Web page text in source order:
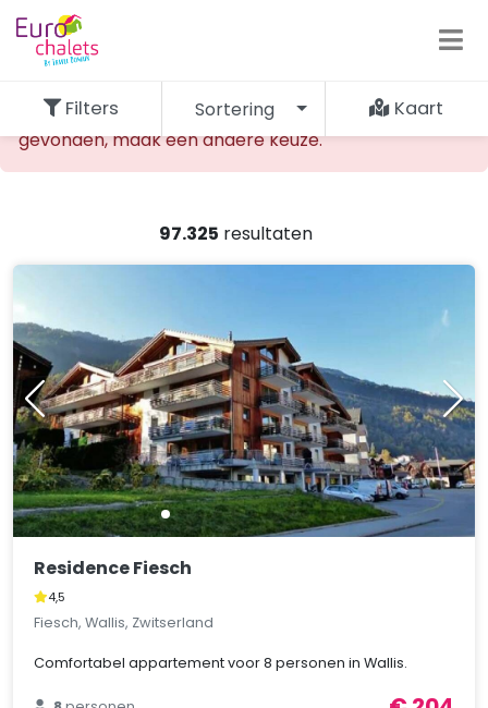
De opgevraagde accommodatie kan niet worden
gevonden, maak een andere keuze.
97.325 resultaten
Filters Sortering Kaart
Residence Fiesch
4,5
Fiesch, Wallis, Zwitserland
Comfortabel appartement voor 8 personen in Wallis.